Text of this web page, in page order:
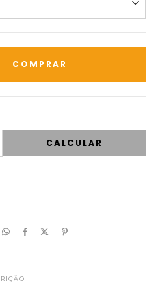
CALCULAR